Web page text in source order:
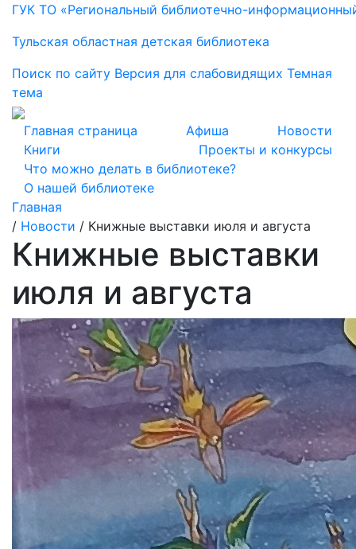
ГУК ТО «Региональный библиотечно-
Тульская областная детская библиотека
Поиск по сайту Версия для слабовидящих Темная
тема
Главная страница Афиша
Новости
Книги
Проекты и конкурсы
Что можно делать в библиотеке?
О нашей библиотеке
Главная
/ Новости / Книжные выставки июля и августа
Книжные выставки
июля и августа